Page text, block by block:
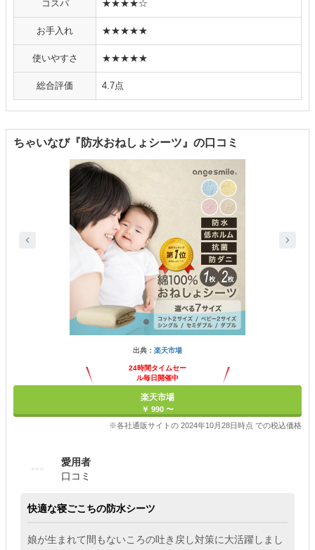
コスパ ★★★★☆
お手入れ ★★★★★
使いやすさ ★★★★★
総合評価 4.7点
ちゃいなび『防水おねしょシーツ』の口コミ
出典： 楽天市場
24時間タイムセー
ル毎日開催中
楽天市場
￥ 990 〜
※各社通販サイトの 2024年10月28日時点 での税込価格
愛用者
口コミ
快適な寝ごこちの防水シーツ
娘が生まれて間もないころの吐き戻し対策に大活躍しまし